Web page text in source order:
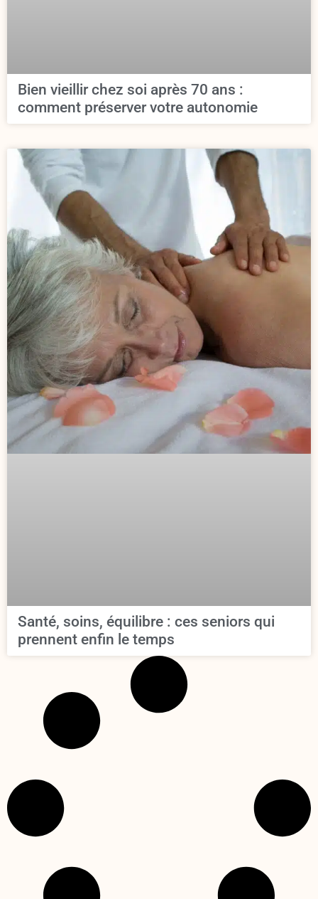
Bien vieillir chez soi après 70 ans :
comment préserver votre autonomie
Santé, soins, équilibre : ces seniors qui
prennent enfin le temps